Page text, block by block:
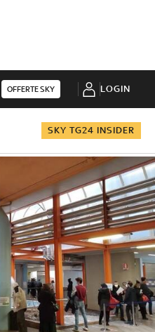
OFFERTE SKY LOGIN
SKY TG24 INSIDER